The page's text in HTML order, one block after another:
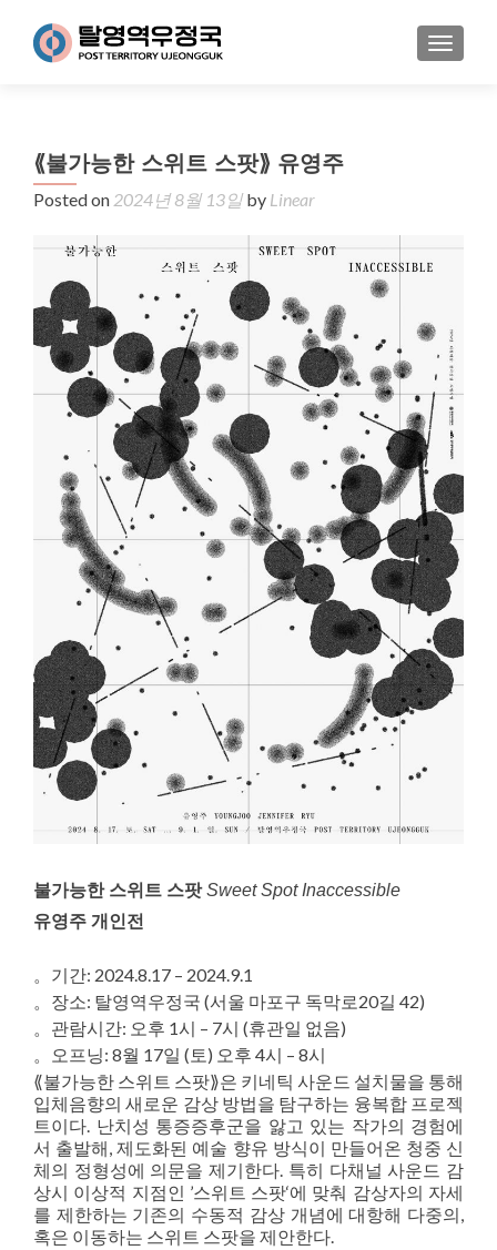
MENU
⟪불가능한 스위트 스팟⟫ 유영주
Posted on 2024년 8월 13일by Linear
불가능한 스위트 스팟Sweet Spot Inaccessible
유영주 개인전
。기간: 2024.8.17 – 2024.9.1
。장소: 탈영역우정국 (서울 마포구 독막로20길 42)
。관람시간: 오후 1시 – 7시 (휴관일 없음)
。오프닝: 8월 17일 (토) 오후 4시 – 8시
⟪불가능한 스위트 스팟⟫은 키네틱 사운드 설치물을 통해
입체음향의 새로운 감상 방법을 탐구하는 융복합 프로젝
트이다. 난치성 통증증후군을 앓고 있는 작가의 경험에
서 출발해, 제도화된 예술 향유 방식이 만들어온 청중 신
체의 정형성에 의문을 제기한다. 특히 다채널 사운드 감
상시 이상적 지점인 ’스위트 스팟‘에 맞춰 감상자의 자세
를 제한하는 기존의 수동적 감상 개념에 대항해 다중의,
혹은 이동하는 스위트 스팟을 제안한다.